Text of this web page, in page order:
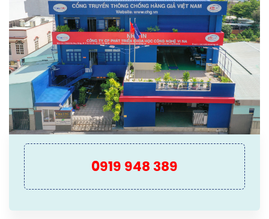
0919 948 389